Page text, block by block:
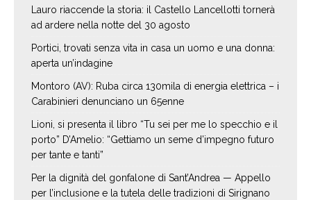
Lauro riaccende la storia: il Castello Lancellotti tornerà
ad ardere nella notte del 30 agosto
Portici, trovati senza vita in casa un uomo e una donna:
aperta un’indagine
Montoro (AV): Ruba circa 130mila di energia elettrica – i
Carabinieri denunciano un 65enne
Lioni, si presenta il libro “Tu sei per me lo specchio e il
porto” D’Amelio: “Gettiamo un seme d’impegno futuro
per tante e tanti”
Per la dignità del gonfalone di Sant’Andrea — Appello
per l’inclusione e la tutela delle tradizioni di Sirignano